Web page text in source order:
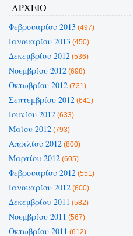
ΑΡΧΕΙΟ
Φεβρουαρίου 2013 (497)
Ιανουαρίου 2013 (450)
Δεκεμβρίου 2012(536)
Νοεμβρίου 2012(698)
Οκτωβρίου 2012(731)
Σεπτεμβρίου 2012(641)
Ιουνίου 2012(633)
Μαΐου 2012(793)
Απριλίου 2012(800)
Μαρτίου 2012(605)
Φεβρουαρίου 2012(551)
Ιανουαρίου 2012(600)
Δεκεμβρίου 2011 (582)
Νοεμβρίου 2011 (567)
Οκτωβρίου 2011 (612)